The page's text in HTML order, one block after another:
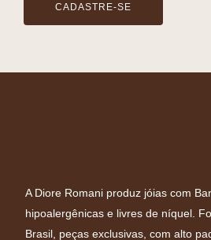
CADASTRE-SE
A Diore Romani produz jóias com
hipoalergênicas e livres de níquel.
Brasil, peças exclusivas, com alto